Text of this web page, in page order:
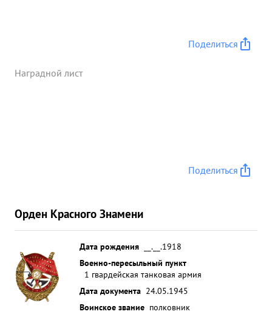
Поделиться
Наградной лист
Поделиться
Орден Красного Знамени
Дата рождения
__.__.1918
Военно-пересыльный пункт
1 гвардейская танковая армия
Дата документа 24.05.1945
Воинское звание полковник